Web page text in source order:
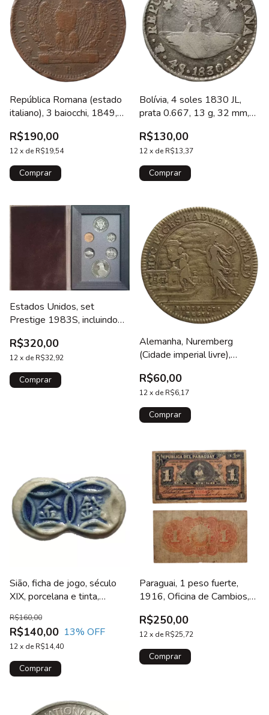
República Romana (estado
italiano), 3 baiocchi, 1849,
23, cunhada em Bolonha, só
66.800 unidades
R$190,00
12x de R$19,54
Bolívia, 4 soles 1830 JL,
prata 0.667, 13 g, 32 mm,
96a
R$130,00
12x de R$13,37
Estados Unidos, set
Prestige 1983S, incluindo
Olimpíadas de Los Angeles
1984
R$320,00
12x de R$32,92
Alemanha, Nuremberg
(Cidade imperial livre),
ND(1698), 4.5 g, 25 mm,
N# 30119, lindíssima
R$60,00
12x de R$6,17
Sião, ficha de jogo, século
XIX, porcelana e tinta,
R$140,00
R$160,00
13% OFF
12x de R$14,40
Paraguai, 1 peso fuerte,
1916, Oficina de Cambios,
R$250,00
12x de R$25,72